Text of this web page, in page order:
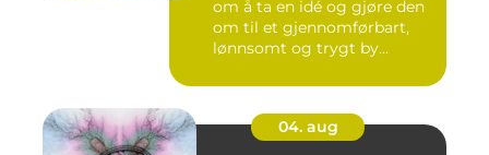
om å ta en idé og gjøre den
om til et gjennomførbart,
lønnsomt og trygt by...
04. aug